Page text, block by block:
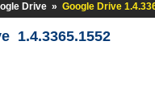
Drive » Google Drive
1.4.3365.1552